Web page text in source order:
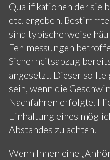
Qualifikationen der sie
etc. ergeben.
sind typischerweise
Fehlmessungen
Sicherheitsabzug
angesetzt. Dieser
sein, wenn die
Nachfahren erfolgte.
Einhaltung eines
Abstandes zu achten.
Wenn Ihnen eine